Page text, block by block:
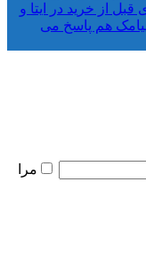
از خرید در ایتا و
به پیامک هم پاسخ می
مرا